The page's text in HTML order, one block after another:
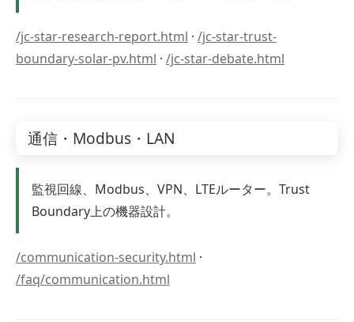
/jc-star-research-report.html · /jc-star-trust-
boundary-solar-pv.html · /jc-star-debate.html
通信・Modbus・LAN
監視回線、Modbus、VPN、LTEルーター。Trust
Boundary上の機器設計。
/communication-security.html ·
/faq/communication.html